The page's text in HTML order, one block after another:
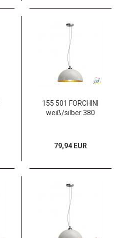
155 501 FORCHINI
weiß/silber 380
79,94 EUR